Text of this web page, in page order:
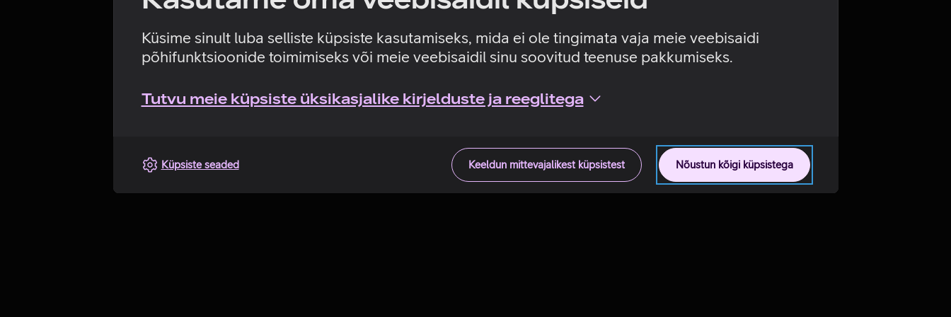
Küsime sinult luba selliste küpsiste kasutamiseks, mida ei ole tingimata vaja meie veebisaidi
põhifunktsioonide toimimiseks või meie veebisaidil sinu soovitud teenuse pakkumiseks.
Tutvu meie küpsiste üksikasjalike kirjelduste ja reeglitega
Nõustun kõigi küpsistega
Keeldun mittevajalikest küpsistest
Küpsiste seaded